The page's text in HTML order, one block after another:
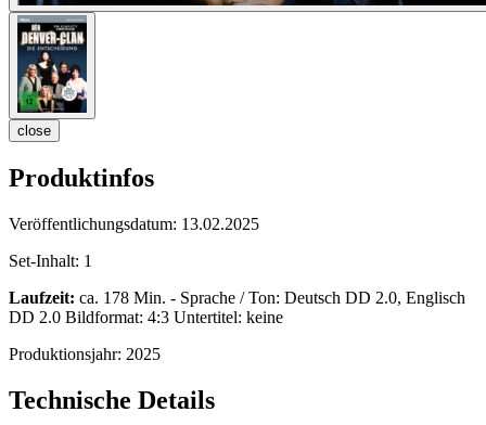
close
Produktinfos
Veröffentlichungsdatum: 13.02.2025
Set-Inhalt: 1
Laufzeit: ca. 178 Min. - Sprache / Ton: Deutsch DD 2.0, Englisch
DD 2.0 Bildformat: 4:3 Untertitel: keine
Produktionsjahr: 2025
Technische Details